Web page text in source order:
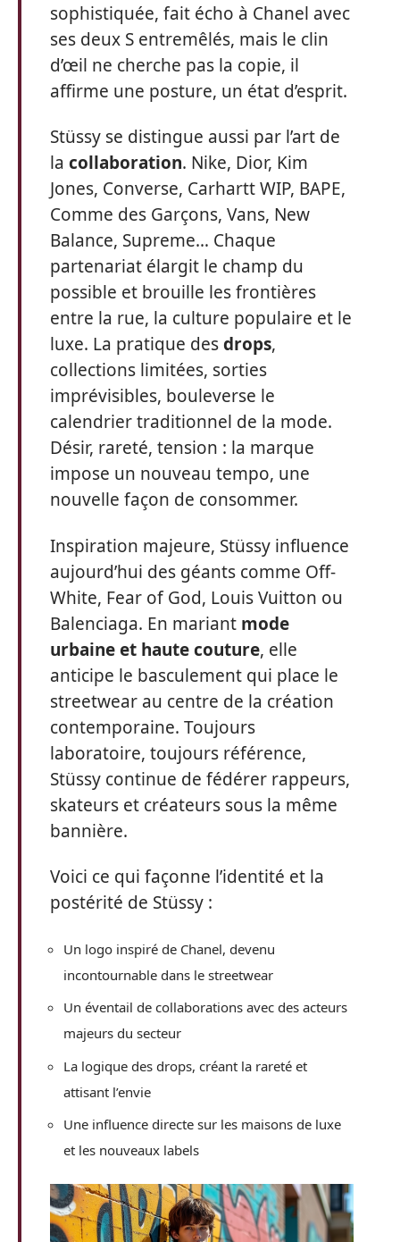
sophistiquée, fait écho à Chanel avec
ses deux S entremêlés, mais le clin
d’œil ne cherche pas la copie, il
affirme une posture, un état d’esprit.
Stüssy se distingue aussi par l’art de
la collaboration. Nike, Dior, Kim
Jones, Converse, Carhartt WIP, BAPE,
Comme des Garçons, Vans, New
Balance, Supreme… Chaque
partenariat élargit le champ du
possible et brouille les frontières
entre la rue, la culture populaire et le
luxe. La pratique desdrops,
collections limitées, sorties
imprévisibles, bouleverse le
calendrier traditionnel de la mode.
Désir, rareté, tension : la marque
impose un nouveau tempo, une
nouvelle façon de consommer.
Inspiration majeure, Stüssy influence
aujourd’hui des géants comme Off-
White, Fear of God, Louis Vuitton ou
Balenciaga. En mariant mode
urbaine et haute couture, elle
anticipe le basculement qui place le
streetwear au centre de la création
contemporaine. Toujours
laboratoire, toujours référence,
Stüssy continue de fédérer rappeurs,
skateurs et créateurs sous la même
bannière.
Voici ce qui façonne l’identité et la
postérité de Stüssy :
Un logo inspiré de Chanel, devenu
incontournable dans le streetwear
Un éventail de collaborations avec des acteurs
majeurs du secteur
La logique des drops, créant la rareté et
attisant l’envie
Une influence directe sur les maisons de luxe
et les nouveaux labels